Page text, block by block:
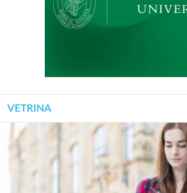
VETRINA